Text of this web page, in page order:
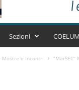
C
Sezioni
Mostre e Incontri